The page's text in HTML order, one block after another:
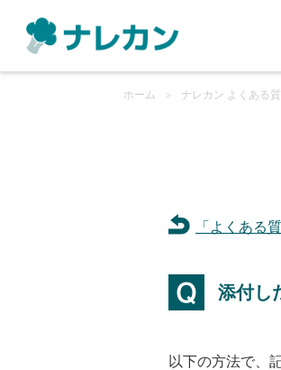
ホーム ＞ ナレカン よくある
「よくある
添付し
以下の方法で、